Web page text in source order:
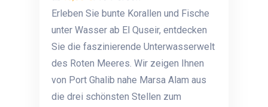
Erleben Sie bunte Korallen und Fische
unter Wasser ab El Quseir, entdecken
Sie die faszinierende Unterwasserwelt
des Roten Meeres. Wir zeigen Ihnen
von Port Ghalib nahe Marsa Alam aus
die drei schönsten Stellen zum